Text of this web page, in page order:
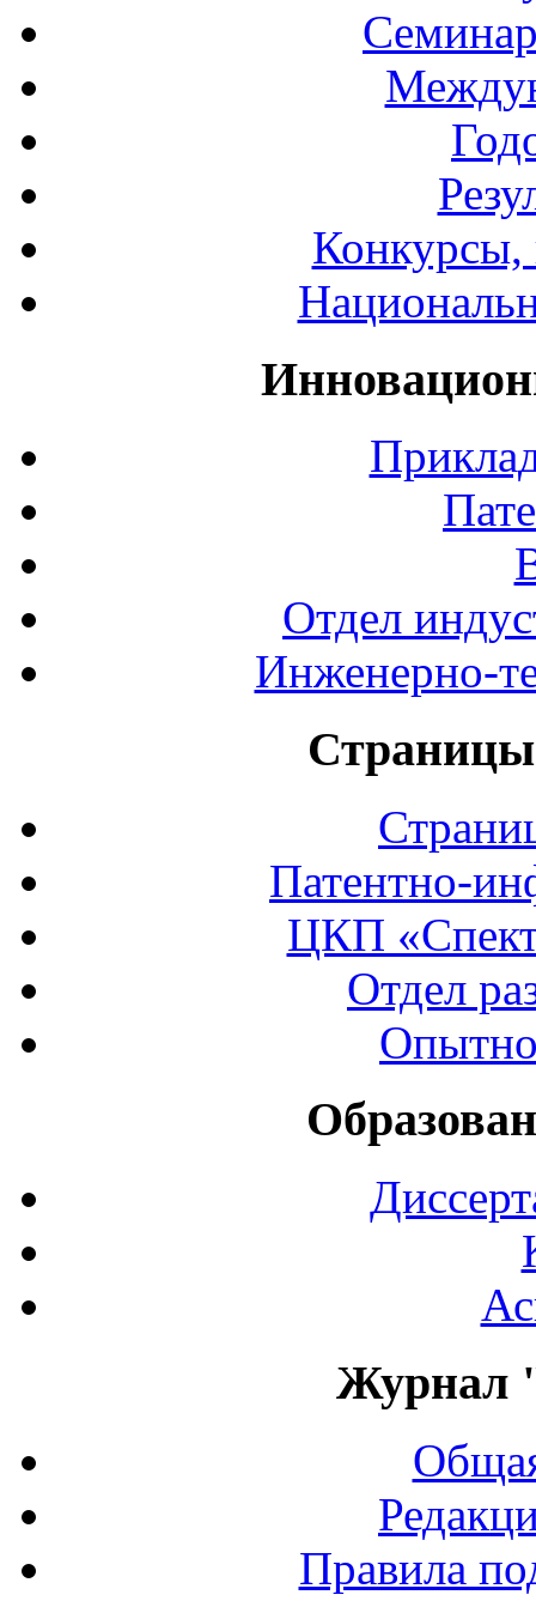
Конкурсы,
Отдел
Инженерно-
Страницы
Патентно-
ЦКП
Отдел
Журнал
Правила